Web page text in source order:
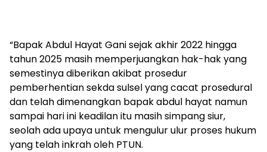
“Bapak Abdul Hayat Gani sejak akhir 2022 hingga
tahun 2025 masih memperjuangkan hak-hak yang
semestinya diberikan akibat prosedur
pemberhentian sekda sulsel yang cacat prosedural
dan telah dimenangkan bapak abdul hayat namun
sampai hari ini keadilan itu masih simpang siur,
seolah ada upaya untuk mengulur ulur proses hukum
yang telah inkrah oleh PTUN.